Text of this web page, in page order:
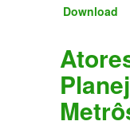
Download